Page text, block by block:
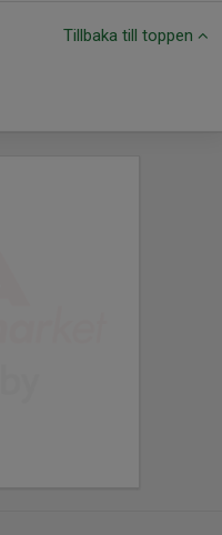
Tillbaka till toppen